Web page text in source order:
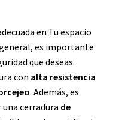
en Tu espacio
es importante
que deseas.
con alta resistencia
. Además, es
cerradura de